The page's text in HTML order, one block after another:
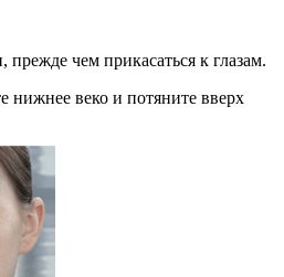
чем прикасаться к глазам.
нижнее веко и потяните вверх